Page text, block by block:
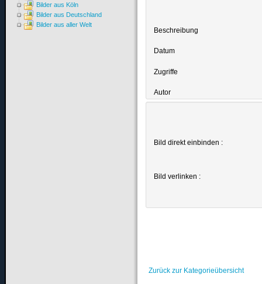
Beschreibung
Datum
Zugriffe
Autor
Bild direkt einbinden :
Bild verlinken :
Zurück zur Kategorieübersicht
Bilder aus Köln
Bilder aus Deutschland
Bilder aus aller Welt